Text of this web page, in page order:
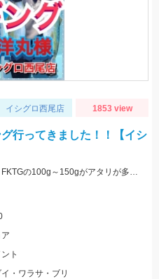
イシグロ西尾店 1853 view
行ってきました！！【イシ
ベイトが小さいのか！？ TGベイト・FKTGの100g～150gがアタリが多かったです！！
ト
・ワラサ・ブリ